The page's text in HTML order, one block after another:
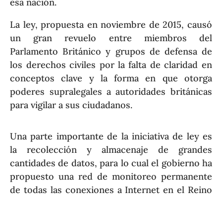
La ley, propuesta en noviembre de 2015, causó
un gran revuelo entre miembros del
Parlamento Británico y grupos de defensa de
los derechos civiles por la falta de claridad en
conceptos clave y la forma en que otorga
poderes supralegales a autoridades británicas
para vigilar a sus ciudadanos.
Una parte importante de la iniciativa de ley es
la recolección y almacenaje de grandes
cantidades de datos, para lo cual el gobierno ha
propuesto una red de monitoreo permanente
de todas las conexiones a Internet en el Reino